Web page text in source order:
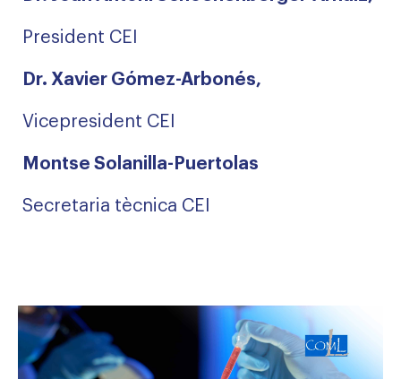
President CEI
Dr. Xavier Gómez-Arbonés,
Vicepresident CEI
Montse Solanilla-Puertolas
Secretaria tècnica CEI